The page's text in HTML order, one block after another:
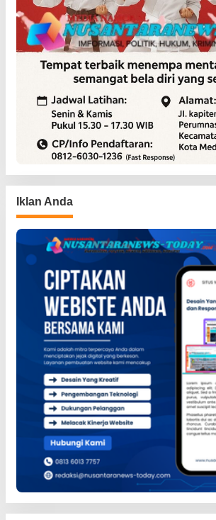
Iklan Anda